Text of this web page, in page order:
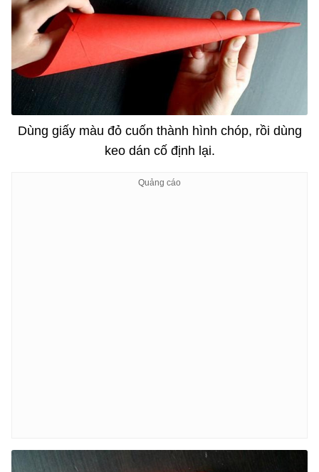
Dùng giấy màu đỏ cuốn thành hình chóp, rồi dùng
keo dán cố định lại.